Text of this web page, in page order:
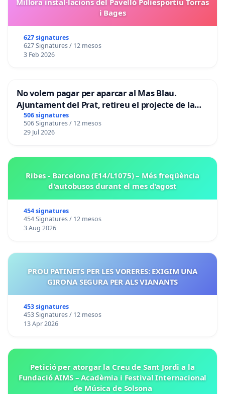
Millora instal·lacions del Pavelló Poliesportiu Torras
i Bages
627 signatures
627 Signatures / 12 mesos
3 Feb 2026
No volem pagar per aparcar al Mas Blau.
Ajuntament del Prat, retireu el projecte de la
zona taronja.
506 signatures
506 Signatures / 12 mesos
29 Jul 2026
Ribes - Barcelona (E14/L1075) – Més freqüència
d'autobusos durant el mes d'agost
454 signatures
454 Signatures / 12 mesos
3 Aug 2026
PROU PATINETS PER LES VORERES: EXIGIM UNA
GIRONA SEGURA PER ALS VIANANTS
453 signatures
453 Signatures / 12 mesos
13 Apr 2026
Petició per atorgar la Creu de Sant Jordi a la
Fundació AIMS – Acadèmia i Festival Internacional
de Música de Solsona